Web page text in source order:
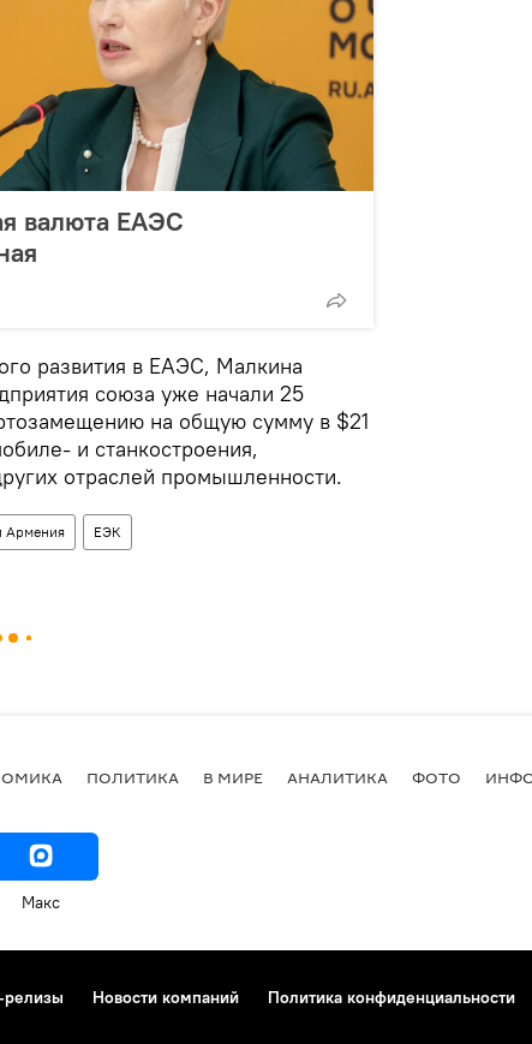
валюта ЕАЭС
развития в ЕАЭС, Малкина
союза уже начали 25
на общую сумму в $21
и станкостроения,
отраслей промышленности.
Армения ЕЭК
ПОЛИТИКА В МИРЕ АНАЛИТИКА ФОТО
Макс
релизы Новости компаний Политика конфиденциальности